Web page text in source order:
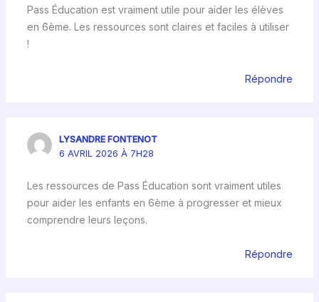
Pass Éducation est vraiment utile pour aider les élèves
en 6ème. Les ressources sont claires et faciles à utiliser
!
Répondre
LYSANDRE FONTENOT
6 AVRIL 2026 À 7H28
Les ressources de Pass Éducation sont vraiment utiles
pour aider les enfants en 6ème à progresser et mieux
comprendre leurs leçons.
Répondre